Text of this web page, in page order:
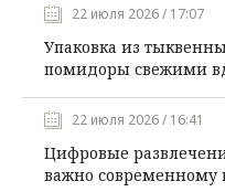
22 июля 2026 / 17:07
Упаковка из
помидоры свежими
22 июля 2026 / 16:41
Цифровые
важно современному